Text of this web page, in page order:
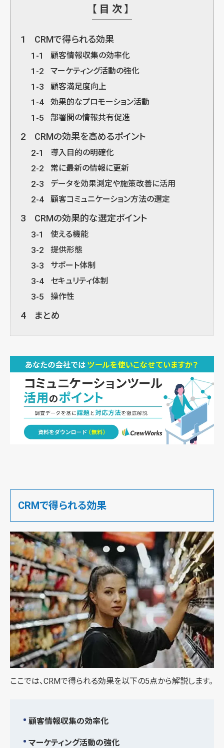
【目次】
1 CRMで得られる効果
1-1 顧客情報収集の効率化
1-2 マーケティング活動の強化
1-3 顧客満足度向上
1-4 効果的なプロモーション活動
1-5 部署間の情報共有促進
2 CRMの効果を高めるポイント
2-1 導入目的の明確化
2-2 常に最新の情報に更新
2-3 データを効果測定や施策改善に活用
2-4 顧客コミュニケーション方法の選定
3 CRMの効果的な選定ポイント
3-1 使える機能
3-2 提供形態
3-3 サポート体制
3-4 セキュリティ体制
3-5 操作性
4 まとめ
CRMで得られる効果
ここでは、CRMで得られる効果を以下の5点から解説します。
顧客情報収集の効率化
マーケティング活動の強化